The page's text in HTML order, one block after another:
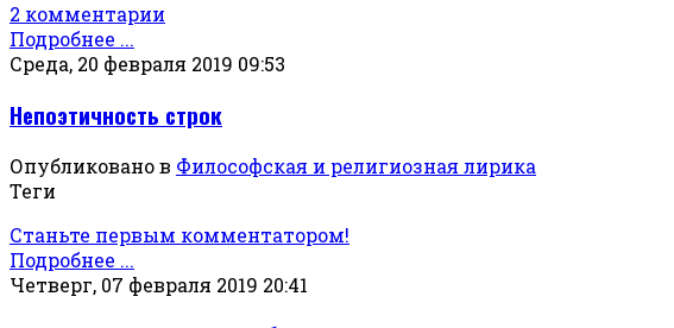
2 комментарии
Подробнее ...
Среда, 20 февраля 2019 09:53
Непоэтичность строк
Опубликовано в Философская и религиозная лирика
Теги
Станьте первым комментатором!
Подробнее ...
Четверг, 07 февраля 2019 20:41